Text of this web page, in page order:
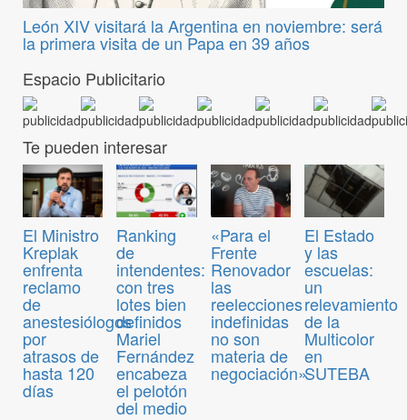
León XIV visitará la Argentina en noviembre: será
la primera visita de un Papa en 39 años
Espacio Publicitario
Te pueden interesar
El Ministro
Kreplak
enfrenta
reclamo
de
anestesiólogos
por
atrasos de
hasta 120
días
Ranking
de
intendentes:
con tres
lotes bien
definidos
Mariel
Fernández
encabeza
el pelotón
del medio
«Para el
Frente
Renovador
las
reelecciones
indefinidas
no son
materia de
negociación»
El Estado
y las
escuelas:
un
relevamiento
de la
Multicolor
en
SUTEBA